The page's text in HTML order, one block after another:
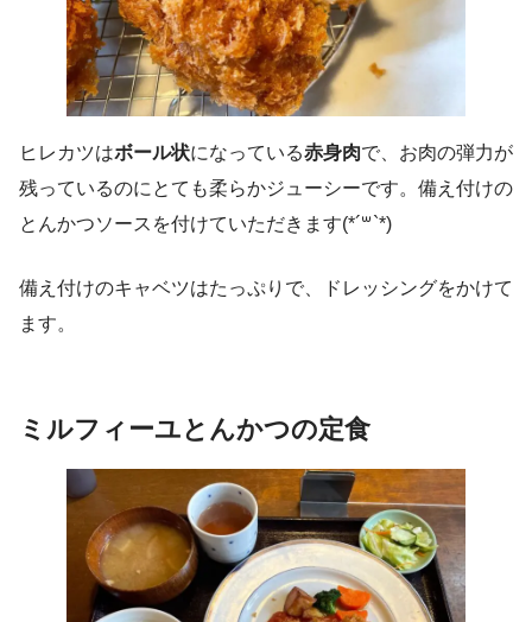
ヒレカツはボール状になっている赤身肉で、お肉の弾力が
残っているのにとても柔らかジューシーです。備え付けの
とんかつソースを付けていただきます(*´꒳`*)
備え付けのキャベツはたっぷりで、ドレッシングをかけて
ます。
ミルフィーユとんかつの定食